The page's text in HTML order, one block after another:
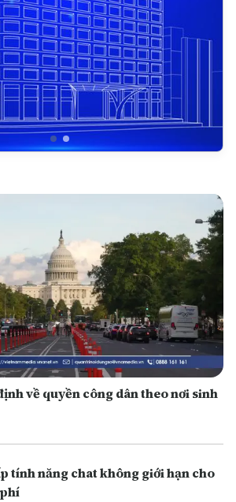
về quyền công dân theo nơi sinh
tính năng chat không giới hạn cho